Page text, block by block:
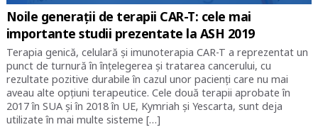
Noile generații de terapii CAR-T: cele mai
importante studii prezentate la ASH 2019
Terapia genică, celulară și imunoterapia CAR-T a reprezentat un
punct de turnură în înțelegerea și tratarea cancerului, cu
rezultate pozitive durabile în cazul unor pacienți care nu mai
aveau alte opțiuni terapeutice. Cele două terapii aprobate în
2017 în SUA și în 2018 în UE, Kymriah și Yescarta, sunt deja
utilizate în mai multe sisteme […]